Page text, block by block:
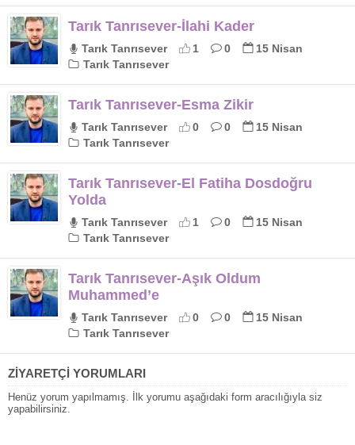
Tarık Tanrısever-İlahi Kader
Tarık Tanrısever 1 0
15 Nisan
Tarık Tanrısever
Tarık Tanrısever-Esma Zikir
Tarık Tanrısever 0 0
15 Nisan
Tarık Tanrısever
Tarık Tanrısever-El Fatiha Dosdoğru
Yolda
Tarık Tanrısever 1 0
15 Nisan
Tarık Tanrısever
Tarık Tanrısever-Aşık Oldum
Muhammed’e
Tarık Tanrısever 0 0
15 Nisan
Tarık Tanrısever
ZİYARETÇİ YORUMLARI
Henüz yorum yapılmamış. İlk yorumu aşağıdaki form aracılığıyla siz
yapabilirsiniz.